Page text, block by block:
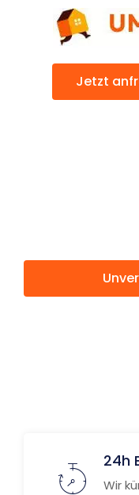
Jetzt
24h
Wir